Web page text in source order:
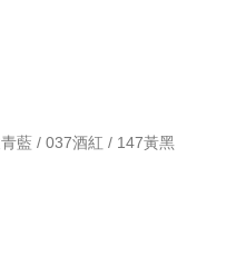
藍 / 037酒紅 / 147黃黑